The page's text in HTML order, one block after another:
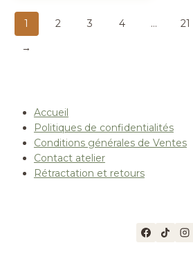
1 2 3 4 … 21
→
Accueil
Politiques de confidentialités
Conditions générales de Ventes
Contact atelier
Rétractation et retours